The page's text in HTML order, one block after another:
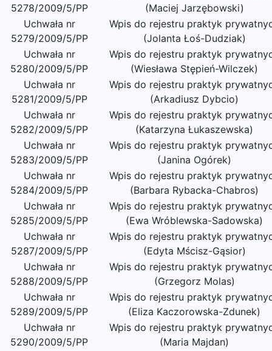
5278/2009/5/PP
(Maciej Jarzębowski)
Uchwała nr
5279/2009/5/PP
Wpis do rejestru praktyk
(Jolanta Łoś-Dudziak)
Uchwała nr
5280/2009/5/PP
Wpis do rejestru praktyk
(Wiesława Stępień-Wilczek)
Uchwała nr
5281/2009/5/PP
Wpis do rejestru praktyk
(Arkadiusz Dybcio)
Uchwała nr
5282/2009/5/PP
Wpis do rejestru praktyk
(Katarzyna Łukaszewska)
Uchwała nr
5283/2009/5/PP
Wpis do rejestru praktyk
(Janina Ogórek)
Uchwała nr
5284/2009/5/PP
Wpis do rejestru praktyk
(Barbara Rybacka-Chabros)
Uchwała nr
5285/2009/5/PP
Wpis do rejestru praktyk
(Ewa Wróblewska-Sadowska)
Uchwała nr
5287/2009/5/PP
Wpis do rejestru praktyk
(Edyta Mścisz-Gąsior)
Uchwała nr
5288/2009/5/PP
Wpis do rejestru praktyk
(Grzegorz Molas)
Uchwała nr
5289/2009/5/PP
Wpis do rejestru praktyk
(Eliza Kaczorowska-Zdunek)
Uchwała nr
5290/2009/5/PP
Wpis do rejestru praktyk
(Maria Majdan)